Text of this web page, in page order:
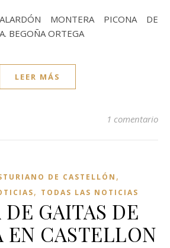
BEGOÑA ORTEGA
LEER MÁS
1 comentario
DE CASTELLÓN ,
, TODAS LAS NOTICIAS
DE GAITAS DE
EN CASTELLON